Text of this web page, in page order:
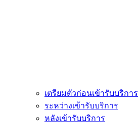
เตรียมตัวก่อนเข้ารับบริการ
ระหว่างเข้ารับบริการ
หลังเข้ารับบริการ